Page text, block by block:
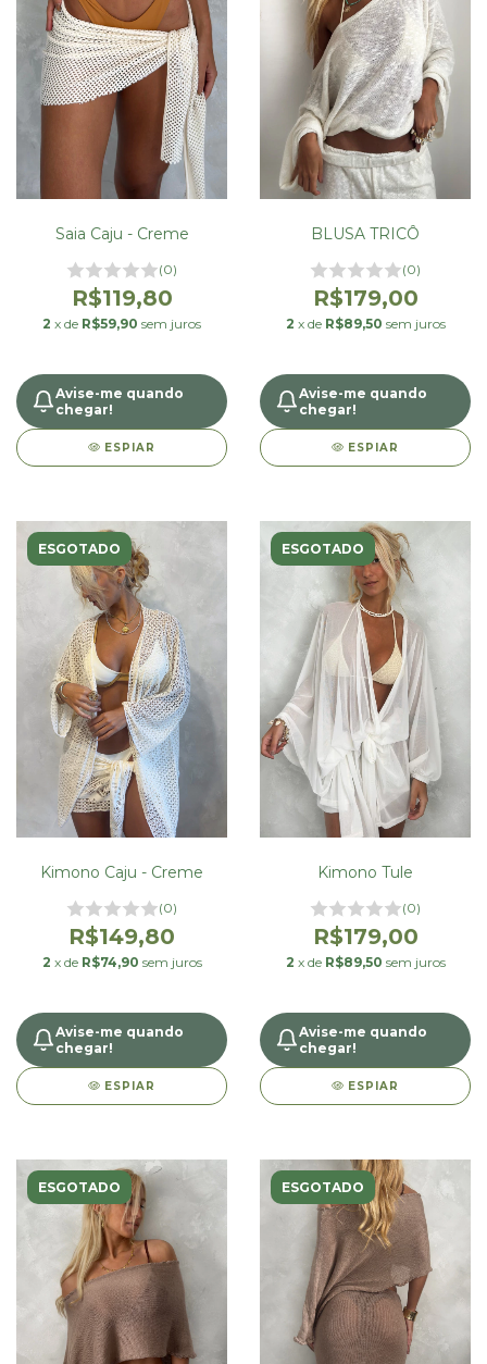
Saia Caju - Creme
(0)
R$119,80
2 x de R$59,90 sem juros
Avise-me quando
chegar!
ESPIAR
BLUSA TRICÔ
(0)
R$179,00
2 x de R$89,50 sem juros
Avise-me quando
chegar!
ESPIAR
ESGOTADO
Kimono Caju - Creme
(0)
R$149,80
2 x de R$74,90 sem juros
Avise-me quando
chegar!
ESPIAR
ESGOTADO
Kimono Tule
(0)
R$179,00
2 x de R$89,50 sem juros
Avise-me quando
chegar!
ESPIAR
ESGOTADO ESGOTADO